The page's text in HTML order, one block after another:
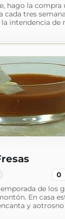
hago la compra
cada tres
intendencia de
0
de los
En casa
y